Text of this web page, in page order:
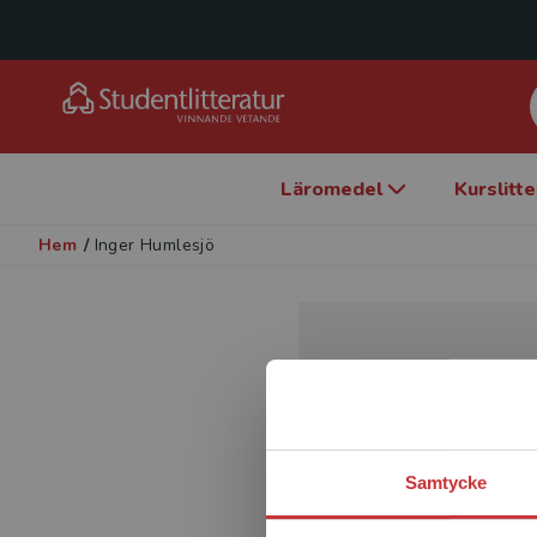
Samtycke
Läromedel
Hem / Inger Humlesjö